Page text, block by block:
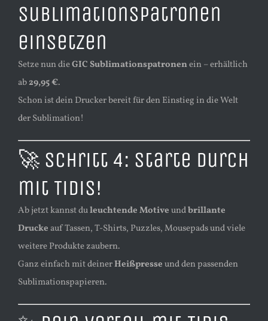
Sublimationspatronen
einsetzen
Setze nun dieGIC Sublimationspatronenein – erhältlich
ab29,95 €.
Schon ist dein Drucker bereit für den Einstieg in die Welt
der Sublimation!
🚀 Schritt 4: Starte durch
mit TiDis!
Ab jetzt kannst duleuchtende Motiveundbrillante
Druckeauf Tassen, T-Shirts, Puzzles, Mousepads und viele
weitere Produkte zaubern.
Ganz einfach mit deinerHeißpresseund den passenden
Sublimationspapieren.